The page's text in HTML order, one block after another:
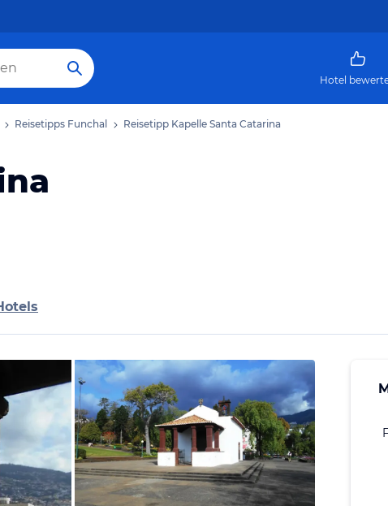
Hotel
Reisetipps Funchal Reisetipp Kapelle Santa Catarina